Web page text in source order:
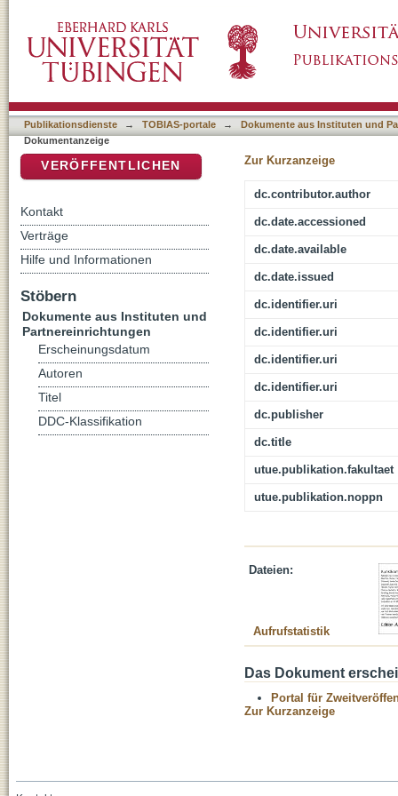
Publikationsdienste → TOBIAS-portale →
Dokumente aus Instituten und
Dokumentanzeige
Zur Kurzanzeige
dc.contributor.author
dc.date.accessioned
dc.date.available
dc.date.issued
dc.identifier.uri
dc.identifier.uri
dc.identifier.uri
dc.identifier.uri
dc.publisher
dc.title
utue.publikation.fakultaet
utue.publikation.noppn
Dateien:
Aufrufstatistik
Das Dokument
Portal für
Zur Kurzanzeige
VERÖFFENTLICHEN
Kontakt
Verträge
Hilfe und Informationen
Stöbern
Dokumente aus Instituten und
Partnereinrichtungen
Erscheinungsdatum
Autoren
Titel
DDC-Klassifikation